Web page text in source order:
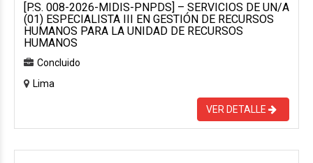
[P.S. 008-2026-MIDIS-PNPDS] – SERVICIOS DE UN/A
(01) ESPECIALISTA III EN GESTIÓN DE RECURSOS
HUMANOS PARA LA UNIDAD DE RECURSOS
HUMANOS
Concluido
Lima
VER DETALLE